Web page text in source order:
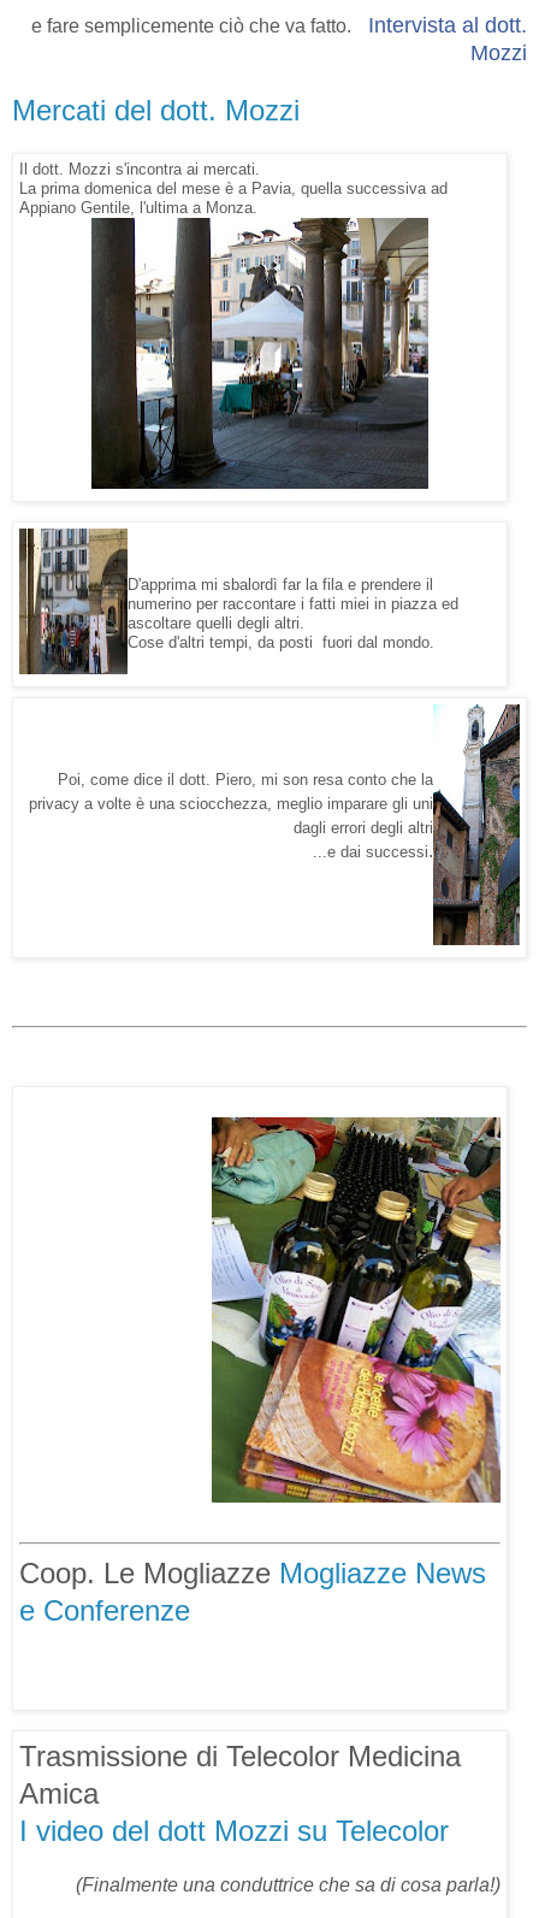
e fare semplicemente ciò che va fatto.
Intervista al dott.
Mozzi
Mercati del dott. Mozzi
Il dott. Mozzi s'incontra ai mercati.
La prima domenica del mese è a Pavia, quella successiva ad
Appiano Gentile, l'ultima a Monza.
D'apprima mi sbalordì far la fila e prendere il
numerino per raccontare i fatti miei in piazza ed
ascoltare quelli degli altri.
Cose d'altri tempi, da posti fuori dal mondo.
Poi, come dice il dott. Piero, mi son resa conto che la
privacy a volte è una sciocchezza, meglio imparare gli uni
dagli errori degli altri
...e dai successi.
Coop. Le Mogliazze Mogliazze News
e Conferenze
Trasmissione di Telecolor Medicina
Amica
I video del dott Mozzi su Telecolor
(Finalmente una conduttrice che sa di cosa parla!)